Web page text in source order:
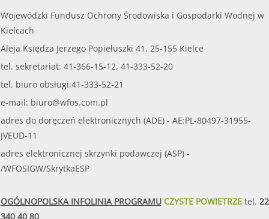
Wojewódzki Fundusz Ochrony Środowiska i Gospodarki Wodnej w
Kielcach
Aleja Księdza Jerzego Popiełuszki 41, 25-155 Kielce
tel. sekretariat: 41-366-15-12, 41-333-52-20
tel. biuro obsługi:41-333-52-21
e-mail: biuro@wfos.com.pl
adres do doręczeń elektronicznych (ADE) - AE:PL-80497-31955-
JVEUD-11
adres elektronicznej skrzynki podawczej (ASP) -
/WFOSIGW/SkrytkaESP
OGÓLNOPOLSKA INFOLINIA PROGRAMUCZYSTE POWIETRZEtel. 22
340 40 80